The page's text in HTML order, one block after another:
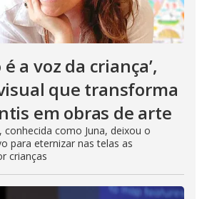
a voz da criança’,
que transforma
em obras de arte
conhecida como Juna, deixou o
para eternizar nas telas as
crianças